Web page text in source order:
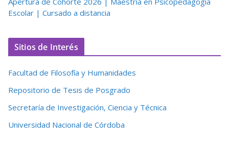
Escolar | Cursado a distancia
Sitios de Interés
Facultad de Filosofía y Humanidades
Repositorio de Tesis de Posgrado
Secretaría de Investigación, Ciencia y Técnica
Universidad Nacional de Córdoba